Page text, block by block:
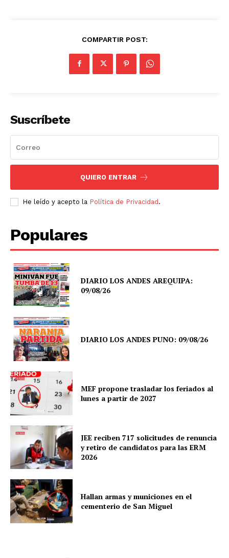
COMPARTIR POST:
Suscríbete
QUIERO ENTRAR
He leído y acepto la Política de Privacidad.
Populares
DIARIO LOS ANDES AREQUIPA:
09/08/26
DIARIO LOS ANDES PUNO: 09/08/26
MEF propone trasladar los feriados al
lunes a partir de 2027
JEE reciben 717 solicitudes de renuncia
y retiro de candidatos para las ERM
2026
Hallan armas y municiones en el
cementerio de San Miguel